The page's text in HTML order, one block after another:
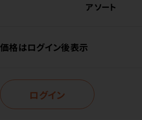
アソート
価格はログイン後表示
ログイン